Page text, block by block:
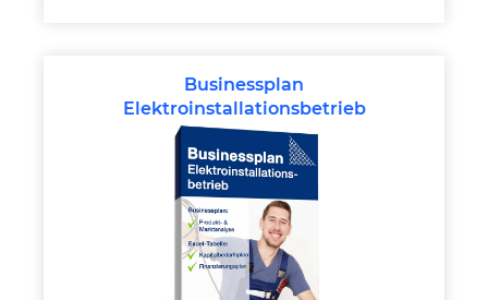
Businessplan
Elektroinstallationsbetrieb